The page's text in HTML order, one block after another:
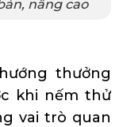
nâng cao
thưởng
khi nếm thử
vai trò quan